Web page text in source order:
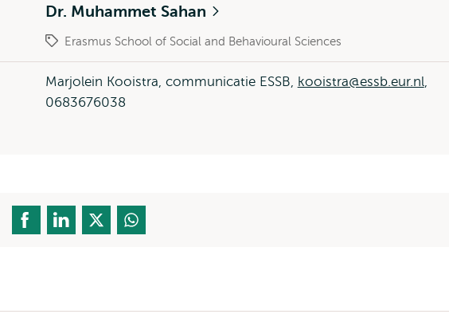
Dr. Muhammet Sahan
Erasmus School of Social and Behavioural Sciences
Marjolein Kooistra, communicatie ESSB, kooistra@essb.eur.nl,
0683676038